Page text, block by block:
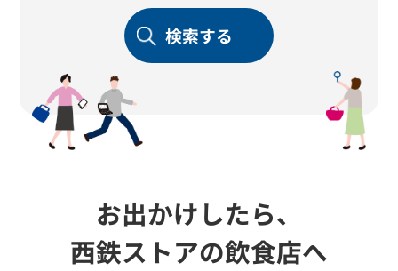
検索する
お出かけしたら、
西鉄ストアの飲食店へ